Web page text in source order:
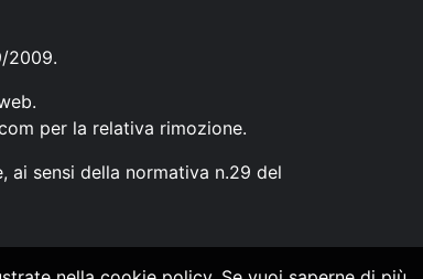
2009.
per la relativa rimozione.
sensi della normativa n.29 del